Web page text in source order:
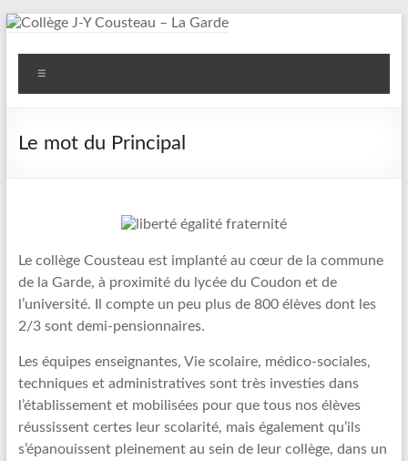
Aller
contenu
Collège
J-
Y
Garde
Le mot du Principal
Le collège Cousteau est implanté au cœur de la commune
de la Garde, à proximité du lycée du Coudon et de
l’université. Il compte un peu plus de 800 élèves dont les
2/3 sont demi-pensionnaires.
Les équipes enseignantes, Vie scolaire, médico-sociales,
techniques et administratives sont très investies dans
l’établissement et mobilisées pour que tous nos élèves
réussissent certes leur scolarité, mais également qu’ils
s’épanouissent pleinement au sein de leur collège, dans un